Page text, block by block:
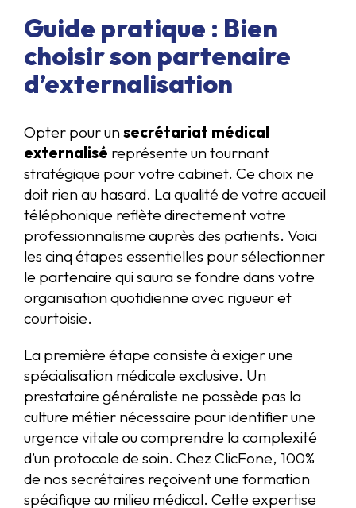
Guide pratique : Bien
choisir son partenaire
d’externalisation
Opter pour unsecrétariat médical
externalisé représente un tournant
stratégique pour votre cabinet. Ce choix ne
doit rien au hasard. La qualité de votre accueil
téléphonique reflète directement votre
professionnalisme auprès des patients. Voici
les cinq étapes essentielles pour sélectionner
le partenaire qui saura se fondre dans votre
organisation quotidienne avec rigueur et
courtoisie.
La première étape consiste à exiger une
spécialisation médicale exclusive. Un
prestataire généraliste ne possède pas la
culture métier nécessaire pour identifier une
urgence vitale ou comprendre la complexité
d’un protocole de soin. Chez ClicFone, 100%
de nos secrétaires reçoivent une formation
spécifique au milieu médical. Cette expertise